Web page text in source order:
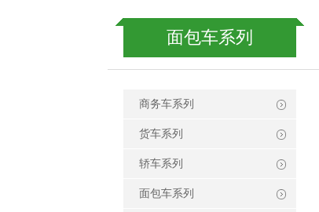
面包车系列
商务车系列
货车系列
轿车系列
面包车系列